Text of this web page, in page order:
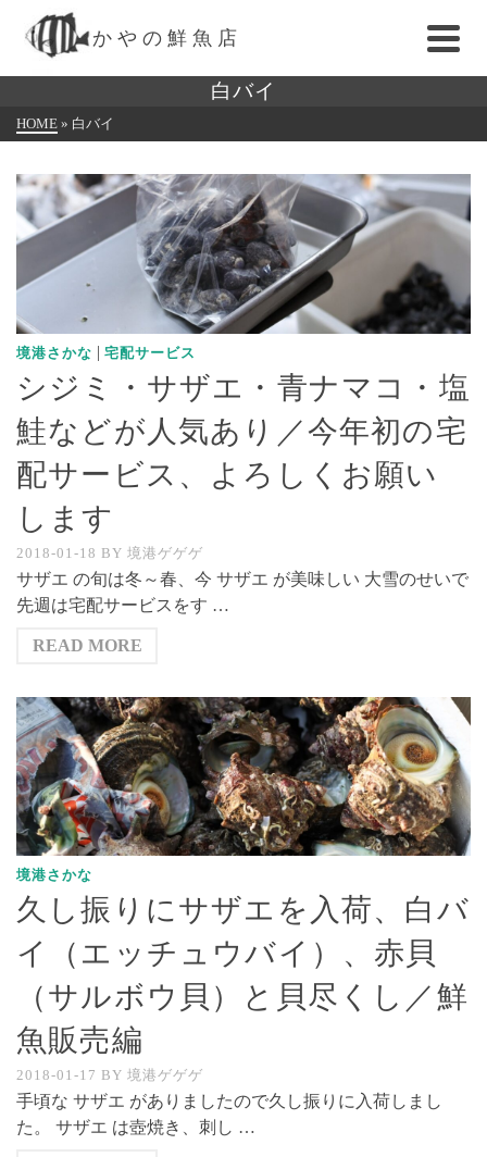
かやの鮮魚店
白バイ
HOME » 白バイ
境港さかな | 宅配サービス
シジミ・サザエ・青ナマコ・塩
鮭などが人気あり／今年初の宅
配サービス、よろしくお願い
します
2018-01-18 BY 境港ゲゲゲ
サザエ の旬は冬～春、今 サザエ が美味しい 大雪のせいで
先週は宅配サービスをす …
READ MORE
境港さかな
久し振りにサザエを入荷、白バ
イ（エッチュウバイ）、赤貝
（サルボウ貝）と貝尽くし／鮮
魚販売編
2018-01-17 BY 境港ゲゲゲ
手頃な サザエ がありましたので久し振りに入荷しまし
た。 サザエ は壺焼き、刺し …